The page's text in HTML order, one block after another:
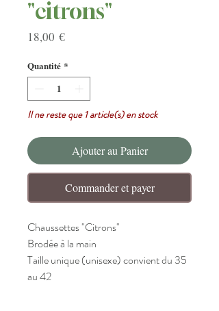
"citrons"
18,00 €Prix
Quantité *
Il ne reste que 1 article(s) en stock
Ajouter au Panier
Commander et payer
Chaussettes "Citrons"
Brodée à la main
Taille unique (unisexe) convient du 35
au 42